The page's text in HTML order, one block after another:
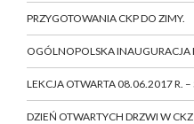
PRZYGOTOWANIA CKP DO ZIMY.
OGÓLNOPOLSKA
LEKCJA OTWARTA 08.06.2017 R. –
DZIEŃ OTWARTYCH DRZWI W CKZ